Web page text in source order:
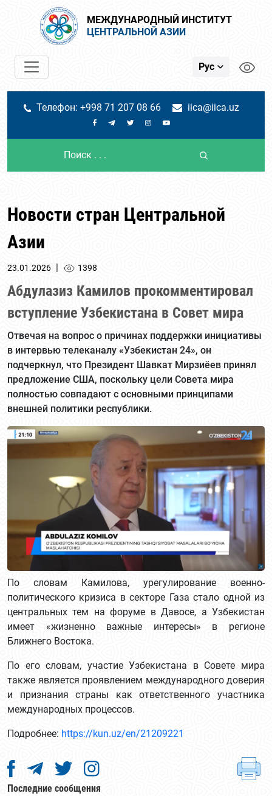
МЕЖДУНАРОДНЫЙ ИНСТИТУТ
ЦЕНТРАЛЬНОЙ АЗИИ
Рус
Телефон: +998 71 207 08 66 iica@iica.uz
Новости стран Центральной
Азии
23.01.2026 | 1398
Абдулазиз Камилов прокомментировал
вступление Узбекистана в Совет мира
Отвечая на вопрос о причинах поддержки инициативы
в интервью телеканалу «Узбекистан 24», он
подчеркнул, что Президент Шавкат Мирзиёев принял
предложение США, поскольку цели Совета мира
полностью совпадают с основными принципами
внешней политики республики.
По словам Камилова, урегулирование военно-
политического кризиса в секторе Газа стало одной из
центральных тем на форуме в Давосе, а Узбекистан
имеет «жизненно важные интересы» в регионе
Ближнего Востока.
По его словам, участие Узбекистана в Совете мира
также является проявлением международного доверия
и признания страны как ответственного участника
международных процессов.
Подробнее: https://kun.uz/en/21209221
Последние сообщения